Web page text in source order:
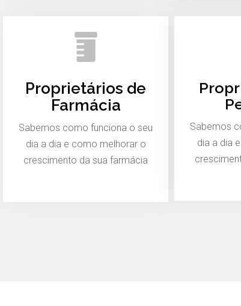
Proprietários de
Farmácia
Sabemos como funciona o seu
dia a dia e como melhorar o
crescimento da sua farmácia
Sabemos
dia a dia